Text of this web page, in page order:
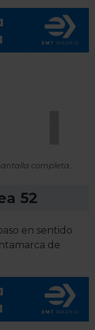
completa.
52
en sentido
de